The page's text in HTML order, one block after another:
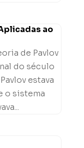
ao
de Pavlov
do século
estava
o sistema